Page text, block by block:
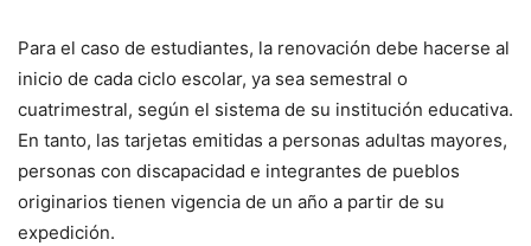
Para el caso de estudiantes, la renovación debe hacerse al
inicio de cada ciclo escolar, ya sea semestral o
cuatrimestral, según el sistema de su institución educativa.
En tanto, las tarjetas emitidas a personas adultas mayores,
personas con discapacidad e integrantes de pueblos
originarios tienen vigencia de un año a partir de su
expedición.